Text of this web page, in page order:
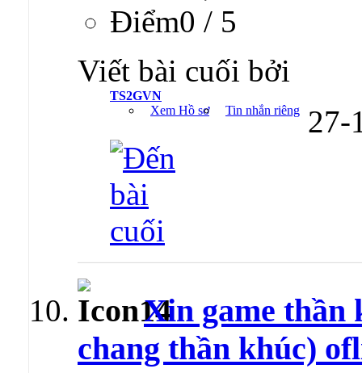
Ðiểm0 / 5
Viết bài cuối bởi
TS2GVN
Xem Hồ sơ
Tin nhắn riêng 27-
Xin game thần
chang thần khúc)